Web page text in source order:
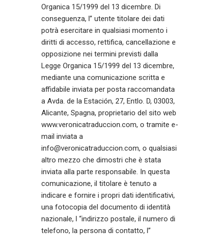
Organica 15/1999 del 13 dicembre. Di
conseguenza, l” utente titolare dei dati
potrà esercitare in qualsiasi momento i
diritti di accesso, rettifica, cancellazione e
opposizione nei termini previsti dalla
Legge Organica 15/1999 del 13 dicembre,
mediante una comunicazione scritta e
affidabile inviata per posta raccomandata
a Avda. de la Estación, 27, Entlo. D, 03003,
Alicante, Spagna, proprietario del sito web
www.veronicatraduccion.com, o tramite e-
mail inviata a
info@veronicatraduccion.com, o qualsiasi
altro mezzo che dimostri che è stata
inviata alla parte responsabile. In questa
comunicazione, il titolare è tenuto a
indicare e fornire i propri dati identificativi,
una fotocopia del documento di identità
nazionale, l “indirizzo postale, il numero di
telefono, la persona di contatto, l”